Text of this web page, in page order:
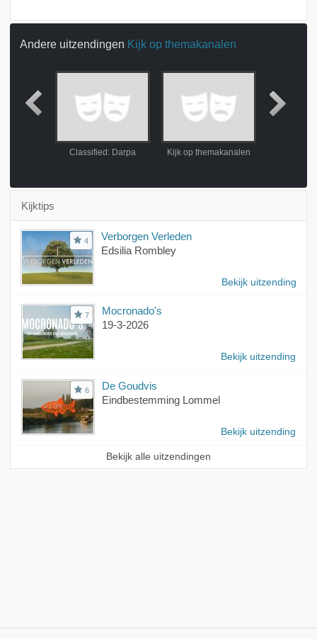
Andere uitzendingen Kijk op themakanalen
Classified: Darpa Kijk op themakanalen
Kijktips
4
Verborgen Verleden
Edsilia Rombley
Bekijk uitzending
7
Mocronado's
19-3-2026
Bekijk uitzending
6
De Goudvis
Eindbestemming Lommel
Bekijk uitzending
Bekijk alle uitzendingen